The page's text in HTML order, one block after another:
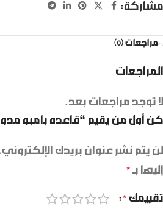
مشاركة:
مراجعات (0)
المراجعات
لا توجد مراجعات بعد.
كن أول من يقيم “قاعده بامبو
لن يتم نشر عنوان بريدك
إليها بـ *
تقييمك *